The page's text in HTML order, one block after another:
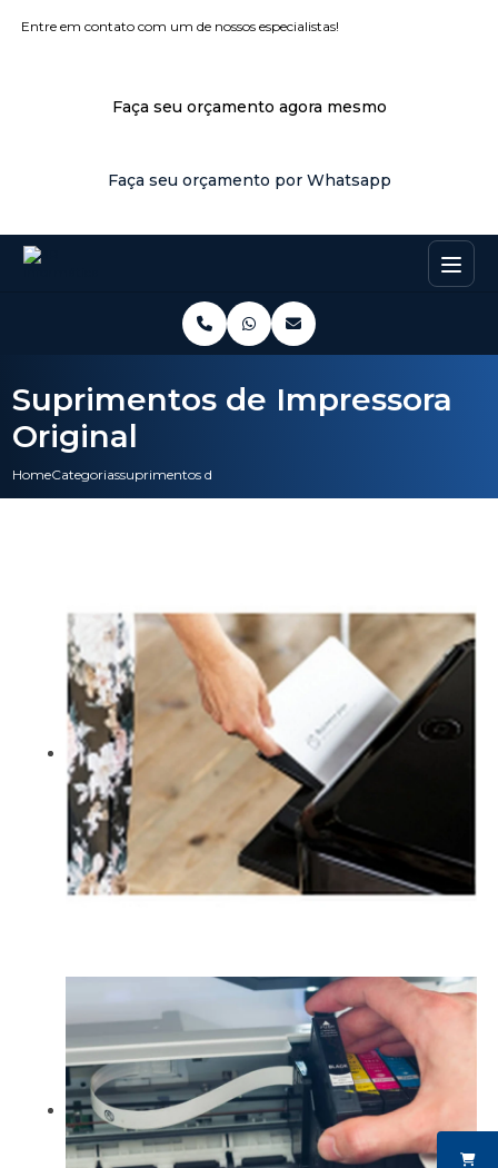
Entre em contato com um de nossos especialistas!
Faça seu orçamento agora mesmo
Faça seu orçamento por Whatsapp
HomeCategoriassuprimentos de impressora original
Suprimentos de Impressora
Original